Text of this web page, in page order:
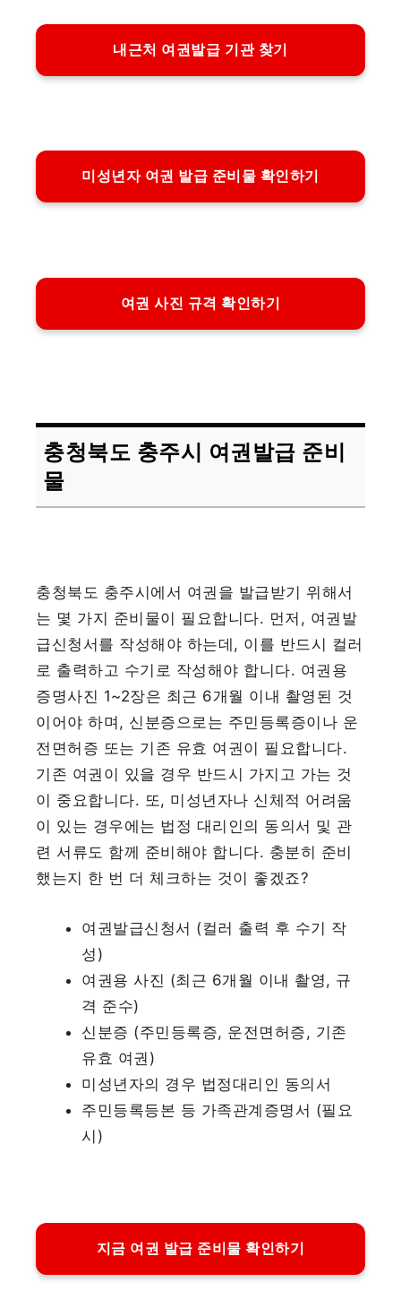
내근처 여권발급 기관 찾기
미성년자 여권 발급 준비물 확인하기
여권 사진 규격 확인하기
충청북도 충주시 여권발급 준비
물
충청북도 충주시에서 여권을 발급받기 위해서
는 몇 가지 준비물이 필요합니다. 먼저, 여권발
급신청서를 작성해야 하는데, 이를 반드시 컬러
로 출력하고 수기로 작성해야 합니다. 여권용
증명사진 1~2장은 최근 6개월 이내 촬영된 것
이어야 하며, 신분증으로는 주민등록증이나 운
전면허증 또는 기존 유효 여권이 필요합니다.
기존 여권이 있을 경우 반드시 가지고 가는 것
이 중요합니다. 또, 미성년자나 신체적 어려움
이 있는 경우에는 법정 대리인의 동의서 및 관
련 서류도 함께 준비해야 합니다. 충분히 준비
했는지 한 번 더 체크하는 것이 좋겠죠?
여권발급신청서 (컬러 출력 후 수기 작
성)
여권용 사진 (최근 6개월 이내 촬영, 규
격 준수)
신분증 (주민등록증, 운전면허증, 기존
유효 여권)
미성년자의 경우 법정대리인 동의서
주민등록등본 등 가족관계증명서 (필요
시)
지금 여권 발급 준비물 확인하기